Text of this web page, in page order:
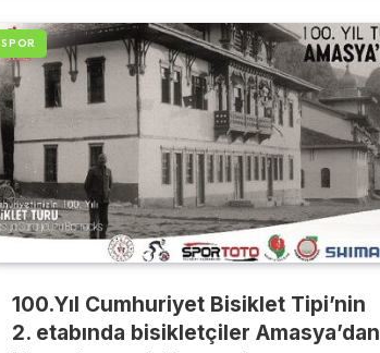
SPOR
100.Yıl Cumhuriyet Bisiklet Tipi’nin
2. etabında bisikletçiler Amasya’dan